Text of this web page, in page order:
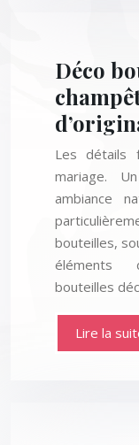
Déco
Les détails
mariage.
ambiance
bouteilles,
éléments
bouteilles
Lire la